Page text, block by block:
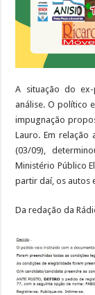
A situação do ex-
análise. O político
impugnação
Lauro. Em relação
(03/09),
Ministério Público
partir daí, os autos
Da redação da